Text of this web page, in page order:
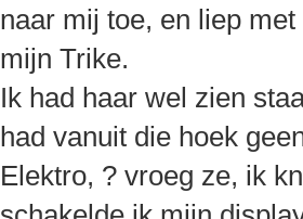
naar mij toe, en liep
mijn Trike.
Ik had haar wel zien
had vanuit die hoek
Elektro, ? vroeg ze, ik